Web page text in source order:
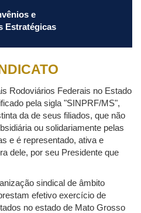
e
Estratégicas
Rodoviários Federais no Estado
pela sigla "SINPRF/MS",
da de seus filiados, que não
ou solidariamente pelas
e é representado, ativa e
dele, por seu Presidente que
sindical de âmbito
efetivo exercício de
no estado de Mato Grosso